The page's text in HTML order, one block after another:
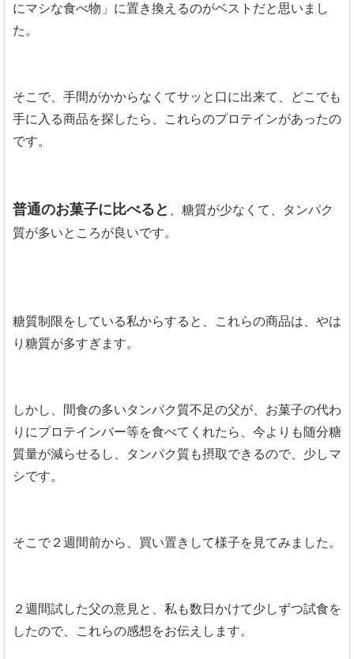
にマシな食べ物」に置き換えるのがベストだと思いまし
た。
そこで、手間がかからなくてサッと口に出来て、どこでも
手に入る商品を探したら、これらのプロテインがあったの
です。
普通のお菓子に比べると 、糖質が少なくて、タンパク
質が多いところが良いです。
糖質制限をしている私からすると、これらの商品は、やは
り糖質が多すぎます。
しかし、間食の多いタンパク質不足の父が、お菓子の代わ
りにプロテインバー等を食べてくれたら、今よりも随分糖
質量が減らせるし、タンパク質も摂取できるので、少しマ
シです。
そこで２週間前から、買い置きして様子を見てみました。
２週間試した父の意見と、私も数日かけて少しずつ試食を
したので、これらの感想をお伝えします。